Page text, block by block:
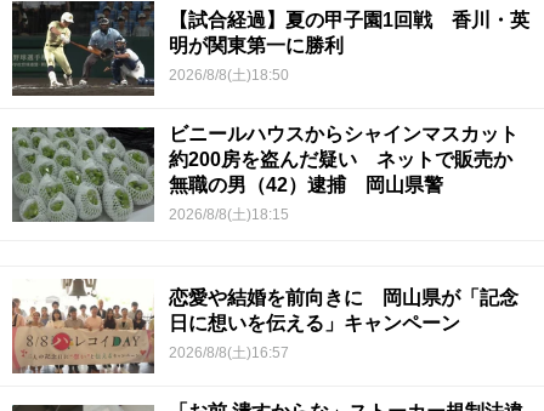
【試合経過】夏の甲子園1回戦 香川・英
明が関東第一に勝利
2026/8/8(土)18:50
ビニールハウスからシャインマスカット
約200房を盗んだ疑い ネットで販売か
無職の男（42）逮捕 岡山県警
2026/8/8(土)18:15
恋愛や結婚を前向きに 岡山県が「記念
日に想いを伝える」キャンペーン
2026/8/8(土)16:57